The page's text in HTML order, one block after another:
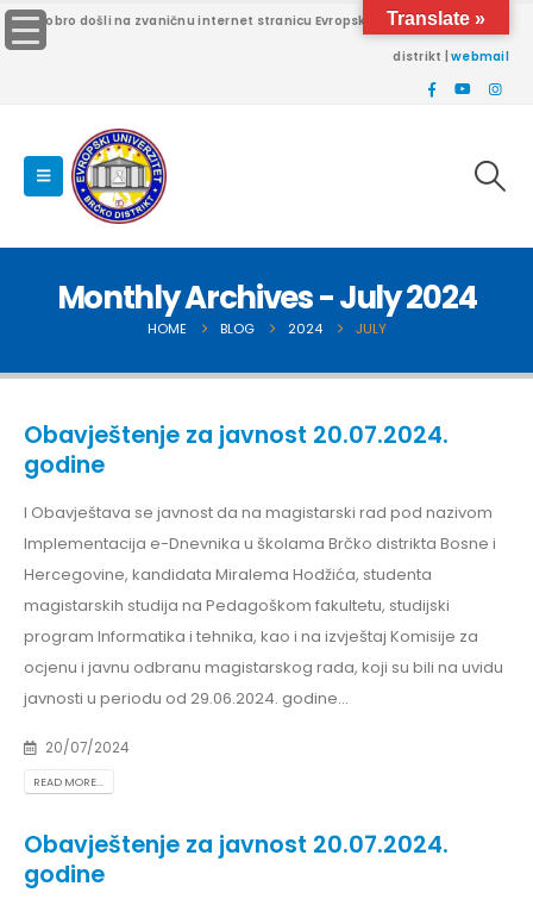
Dobro došli na zvaničnu internet stranicu Evropskog univerziteta Brčko
distrikt |webmail
Monthly Archives - July 2024
HOME BLOG 2024 JULY
Obavještenje za javnost 20.07.2024.
godine
I Obavještava se javnost da na magistarski rad pod nazivom
Implementacija e-Dnevnika u školama Brčko distrikta Bosne i
Hercegovine, kandidata Miralema Hodžića, studenta
magistarskih studija na Pedagoškom fakultetu, studijski
program Informatika i tehnika, kao i na izvještaj Komisije za
ocjenu i javnu odbranu magistarskog rada, koji su bili na uvidu
javnosti u periodu od 29.06.2024. godine...
20/07/2024
READ MORE...
Obavještenje za javnost 20.07.2024.
godine
Translate »